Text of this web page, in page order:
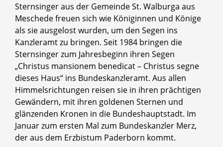
Sternsinger aus der Gemeinde St. Walburga aus
Meschede freuen sich wie Königinnen und Könige
als sie ausgelost wurden, um den Segen ins
Kanzleramt zu bringen. Seit 1984 bringen die
Sternsinger zum Jahresbeginn ihren Segen
„Christus mansionem benedicat – Christus segne
dieses Haus“ ins Bundeskanzleramt. Aus allen
Himmelsrichtungen reisen sie in ihren prächtigen
Gewändern, mit ihren goldenen Sternen und
glänzenden Kronen in die Bundeshauptstadt. Im
Januar zum ersten Mal zum Bundeskanzler Merz,
der aus dem Erzbistum Paderborn kommt.